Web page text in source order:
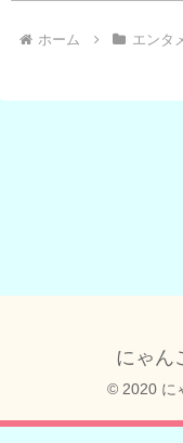
ホーム エンタ
にゃん
© 2020 に